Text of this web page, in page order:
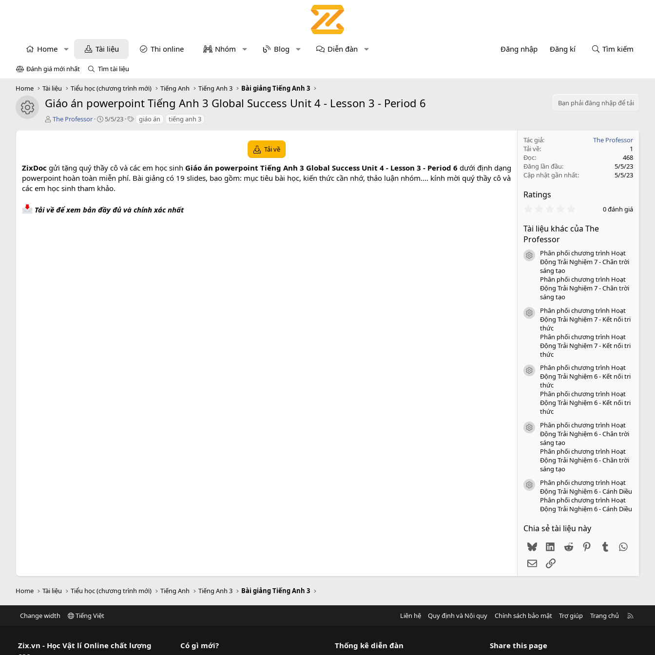
Home Tài liệu Thi online Nhóm Blog Diễn đàn Đăng nhập Đăng kí Tìm kiếm
Đánh giá mới nhất Tìm tài liệu
Home Tài liệu Tiểu học (chương trình mới) Tiếng Anh Tiếng Anh 3 Bài giảng Tiếng Anh 3
icon tài liệu
Giáo án powerpoint Tiếng Anh 3 Global Success Unit 4 - Lesson 3 - Period 6
Bạn phải đăng nhập để tải
T
The Professor
C
o
n
d
t
e
5/5/23
T giáo án tiếng anh 3
Tải về
ZixDoc gửi tặng quý thầy cô và các em học sinh Giáo án powerpoint Tiếng Anh 3 Global Success Unit 4 - Lesson 3 - Period 6 dưới định dạng
powerpoint hoàn toàn miễn phí. Bài giảng có 19 slides, bao gồm: mục tiêu bài học, kiến thức cần nhớ, thảo luận nhóm.... kính mời quý thầy cô và
các em học sinh tham khảo.
Tải về để xem bản đầy đủ và chính xác nhất
Tác giả
The Professor
Tải về
1
Đọc
468
Đăng lần đầu
5/5/23
Cập nhật gần nhất
5/5/23
Ratings
0
0
o
0 đánh giá
Tài liệu khác của The
Professor
icon tài liệu
Phân phối chương trình Hoạt
Động Trải Nghiệm 7 - Chân trời
sáng tạo
Phân phối chương trình Hoạt
Động Trải Nghiệm 7 - Chân trời
sáng tạo
icon tài liệu
Phân phối chương trình Hoạt
Động Trải Nghiệm 7 - Kết nối tri
thức
Phân phối chương trình Hoạt
Động Trải Nghiệm 7 - Kết nối tri
thức
icon tài liệu
Phân phối chương trình Hoạt
Động Trải Nghiệm 6 - Kết nối tri
thức
Phân phối chương trình Hoạt
Động Trải Nghiệm 6 - Kết nối tri
thức
icon tài liệu
Phân phối chương trình Hoạt
Động Trải Nghiệm 6 - Chân trời
sáng tạo
Phân phối chương trình Hoạt
Động Trải Nghiệm 6 - Chân trời
sáng tạo
icon tài liệu
Phân phối chương trình Hoạt
Động Trải Nghiệm 6 - Cánh Diều
Phân phối chương trình Hoạt
Động Trải Nghiệm 6 - Cánh Diều
Chia sẻ tài liệu này
BlueskyLinkedIn
Reddit PinterestTumblr
EmailLink
Home Tài liệu Tiểu học (chương trình mới) Tiếng Anh Tiếng Anh 3 Bài giảng Tiếng Anh 3
Change width Tiếng Việt Liên hệ Quy định và Nội quy Chính sách bảo mật Trợ giúp Trang chủ
Zix.vn - Học Vật lí Online chất lượng
Có gì mới? Thống kê diễn đàn Share this page